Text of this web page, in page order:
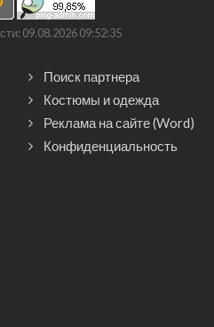
09.08.2026 09:52:35
Поиск партнера
Костюмы и одежда
Реклама на сайте (Word)
Конфиденциальность